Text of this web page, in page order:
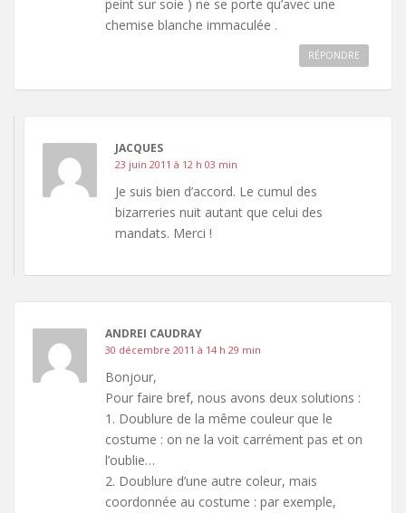
peint sur soie ) ne se porte qu’avec une
chemise blanche immaculée .
RÉPONDRE
JACQUES
23 juin 2011 à 12 h 03 min
Je suis bien d’accord. Le cumul des
bizarreries nuit autant que celui des
mandats. Merci !
ANDREI CAUDRAY
30 décembre 2011 à 14 h 29 min
Bonjour,
Pour faire bref, nous avons deux solutions :
1. Doublure de la même couleur que le
costume : on ne la voit carrément pas et on
l’oublie…
2. Doublure d’une autre coleur, mais
coordonnée au costume : par exemple,